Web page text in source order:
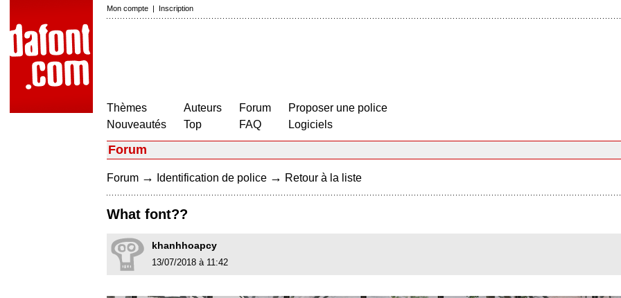
Mon compte | Inscription
Thèmes
Nouveautés
Auteurs
Top
Forum
FAQ
Proposer une police
Logiciels
Forum
Forum → Identification de police → Retour à la liste
What font??
khanhhoapcy
13/07/2018 à 11:42